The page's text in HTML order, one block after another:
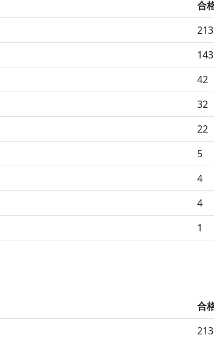
合
213
143
42
32
22
5
4
4
1
合
213